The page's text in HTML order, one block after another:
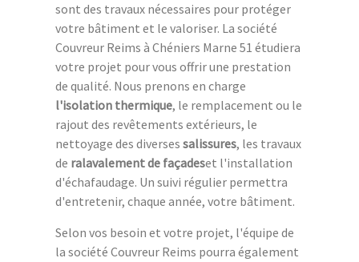
sont des travaux nécessaires pour protéger
votre bâtiment et le valoriser. La société
Couvreur Reims à Chéniers Marne 51 étudiera
votre projet pour vous offrir une prestation
de qualité. Nous prenons en charge
l'isolation thermique, le remplacement ou le
rajout des revêtements extérieurs, le
nettoyage des diverses salissures, les travaux
de ralavalement de façadeset l'installation
d'échafaudage. Un suivi régulier permettra
d'entretenir, chaque année, votre bâtiment.
Selon vos besoin et votre projet, l'équipe de
la société Couvreur Reims pourra également